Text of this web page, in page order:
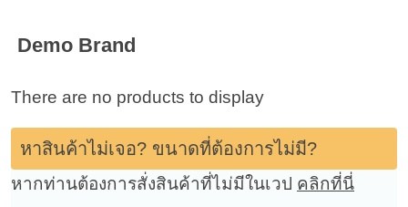
Demo Brand
There are no products to display
หาสินค้าไม่เจอ? ขนาดที่ต้องการไม่มี?
หากท่านต้องการสั่งสินค้าที่ไม่มีในเวป คลิกที่นี่